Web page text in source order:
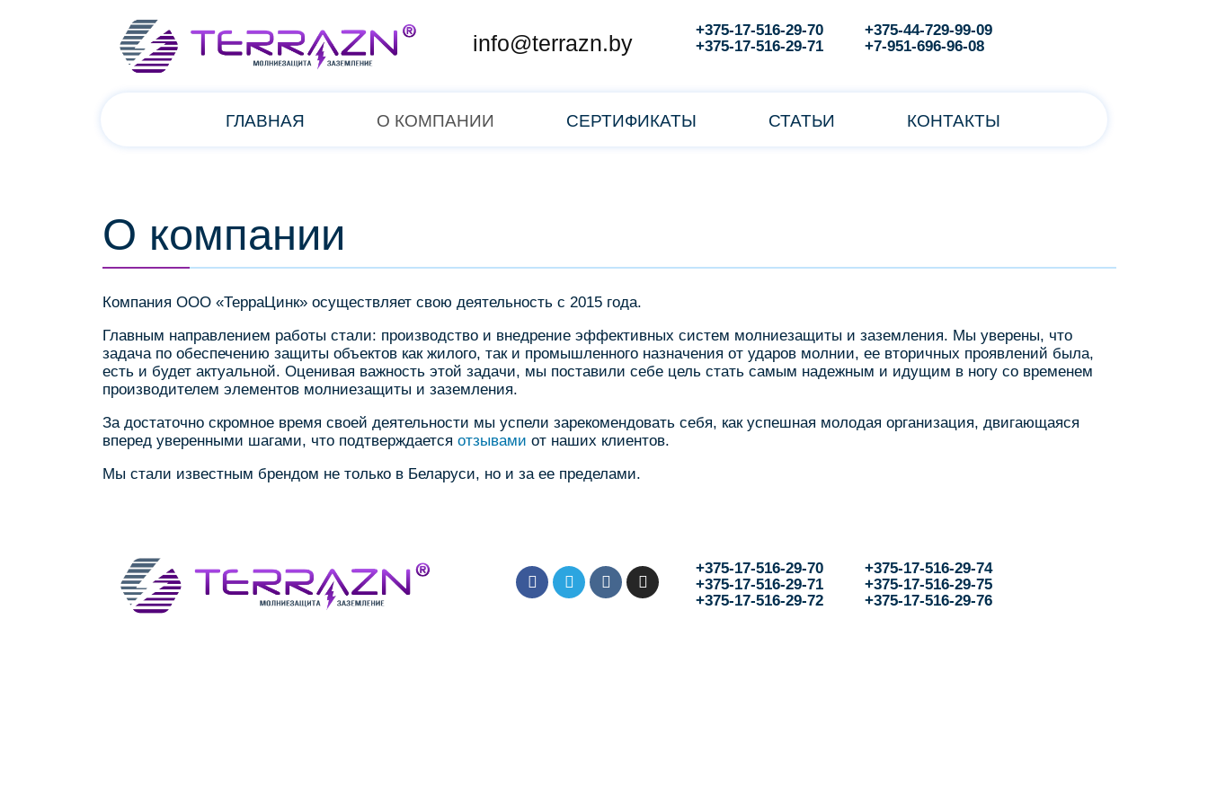
info@terrazn.by
+375-17-516-29-70
+375-17-516-29-71
+375-44-729-99-09
+7-951-696-96-08
ГЛАВНАЯ О КОМПАНИИ СЕРТИФИКАТЫ СТАТЬИ КОНТАКТЫ
О компании
Компания ООО «ТерраЦинк» осуществляет свою деятельность с 2015 года.
Главным направлением работы стали: производство и внедрение эффективных систем молниезащиты и заземления. Мы уверены, что
задача по обеспечению защиты объектов как жилого, так и промышленного назначения от ударов молнии, ее вторичных проявлений была,
есть и будет актуальной. Оценивая важность этой задачи, мы поставили себе цель стать самым надежным и идущим в ногу со временем
производителем элементов молниезащиты и заземления.
За достаточно скромное время своей деятельности мы успели зарекомендовать себя, как успешная молодая организация, двигающаяся
вперед уверенными шагами, что подтверждается отзывами от наших клиентов.
Мы стали известным брендом не только в Беларуси, но и за ее пределами.
+375-17-516-29-70
+375-17-516-29-71
+375-17-516-29-72
+375-17-516-29-74
+375-17-516-29-75
+375-17-516-29-76